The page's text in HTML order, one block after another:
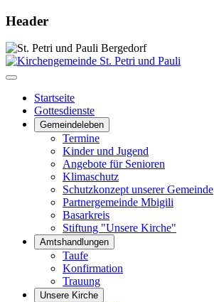
Header
Startseite
Gottesdienste
Gemeindeleben
Termine
Kinder und Jugend
Angebote für Senioren
Klimaschutz
Schutzkonzept unserer Gemeinde
Partnergemeinde Mbigili
Basarkreis
Stiftung "Unsere Kirche"
Amtshandlungen
Taufe
Konfirmation
Trauung
Unsere Kirche